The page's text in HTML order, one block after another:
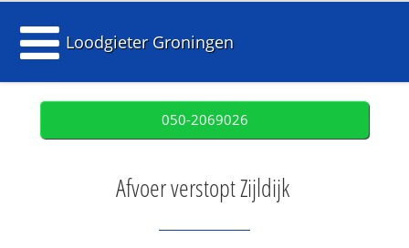
Loodgieter Groningen
050-2069026
Afvoer verstopt Zijldijk